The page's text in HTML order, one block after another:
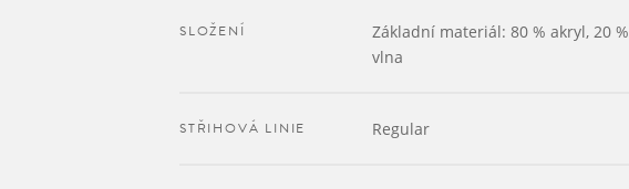
SLOŽENÍ
Základní materiál: 80 % akryl, 20 %
vlna
STŘIHOVÁ LINIE Regular